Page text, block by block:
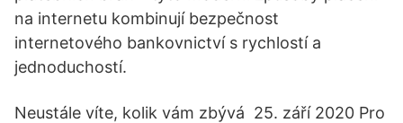
na internetu kombinují bezpečnost
internetového bankovnictví s rychlostí a
jednoduchostí.
Neustále víte, kolik vám zbývá 25. září 2020 Pro